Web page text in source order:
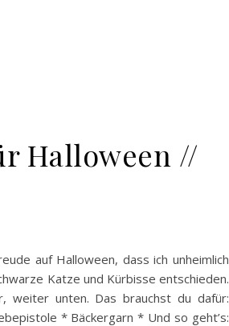
Halloween //
auf Halloween, dass ich unheimlich
Katze und Kürbisse entschieden.
weiter unten. Das brauchst du dafür:
* Bäckergarn * Und so geht’s: